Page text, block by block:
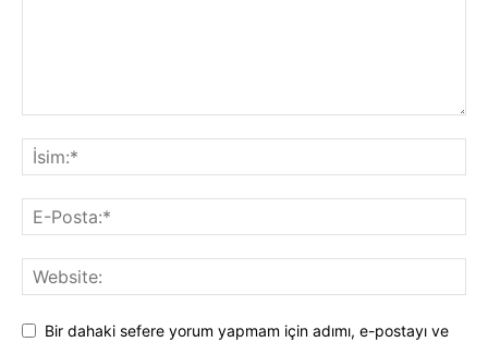
Bir dahaki sefere yorum yapmam için adımı, e-postayı ve